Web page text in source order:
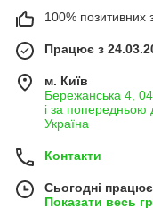
100% позитивних з
Працює з
м. Київ
Бережанська 4,
і за попередньою
Україна
Контакти
Сьогодні
Показати весь